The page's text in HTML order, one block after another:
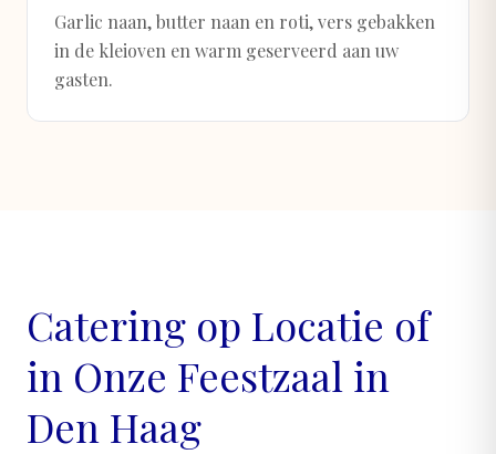
Garlic naan, butter naan en roti, vers gebakken
in de kleioven en warm geserveerd aan uw
gasten.
Catering op Locatie of
in Onze Feestzaal in
Den Haag